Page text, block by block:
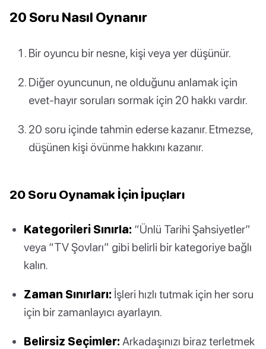
20 Soru Nasıl Oynanır
Bir oyuncu bir nesne, kişi veya yer düşünür.
Diğer oyuncunun, ne olduğunu anlamak için
evet-hayır soruları sormak için 20 hakkı vardır.
20 soru içinde tahmin ederse kazanır. Etmezse,
düşünen kişi övünme hakkını kazanır.
20 Soru Oynamak İçin İpuçları
Kategorileri Sınırla: “Ünlü Tarihi Şahsiyetler”
veya “TV Şovları” gibi belirli bir kategoriye bağlı
kalın.
Zaman Sınırları: İşleri hızlı tutmak için her soru
için bir zamanlayıcı ayarlayın.
Belirsiz Seçimler: Arkadaşınızı biraz terletmek